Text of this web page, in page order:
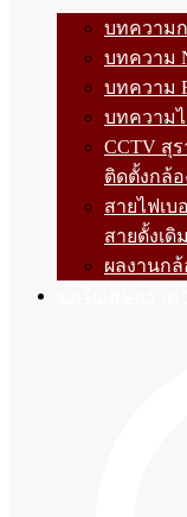
บทความ
บทความ
บทความ
บทความ
CCTV สุ
ติดตั้งกล้
สายไฟเบ
สายดั้งเดิ
ผลงานกล้